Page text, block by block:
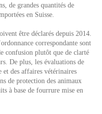
de grandes quantités de
en Suisse.
être déclarés depuis 2014.
correspondante sont
confusion plutôt que de clarté
De plus, les évaluations de
des affaires vétérinaires
de protection des animaux
à base de fourrure mise en